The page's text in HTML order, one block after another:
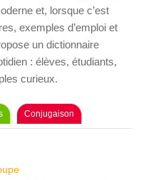
et, lorsque c’est
exemples d’emploi et
un dictionnaire
: élèves, étudiants,
curieux.
Conjugaison